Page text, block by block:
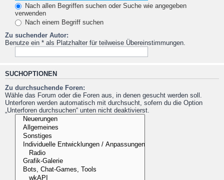
Nach allen Begriffen suchen oder Suche wie angegeben
verwenden
Nach einem Begriff suchen
Zu suchender Autor:
Benutze ein * als Platzhalter für teilweise Übereinstimmungen.
SUCHOPTIONEN
Zu durchsuchende Foren:
Wähle das Forum oder die Foren aus, in denen gesucht werden soll.
Unterforen werden automatisch mit durchsucht, sofern du die Option
„Unterforen durchsuchen“ unten nicht deaktivierst.